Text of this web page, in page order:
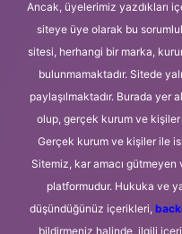
Ancak, üyelerimiz yazdıkları
siteye üye olarak bu
sitesi, herhangi bir marka,
bulunmamaktadır. Sitede
paylaşılmaktadır. Burada yer
olup, gerçek kurum ve kişiler
Gerçek kurum ve kişiler ile
Sitemiz, kar amacı
platformudur. Hukuka ve
düşündüğünüz içerikleri,
bildirmeniz halinde, ilgili